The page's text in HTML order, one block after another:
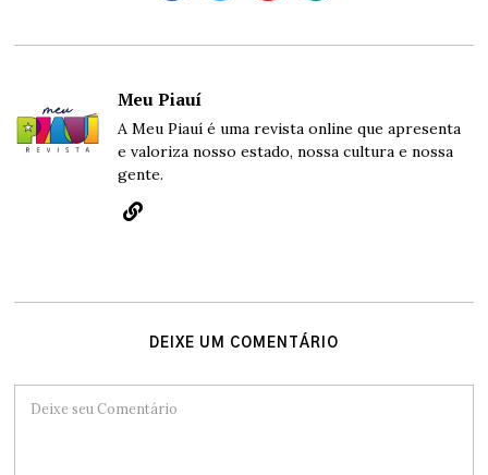
Meu Piauí
A Meu Piauí é uma revista online que apresenta
e valoriza nosso estado, nossa cultura e nossa
gente.
DEIXE UM COMENTÁRIO